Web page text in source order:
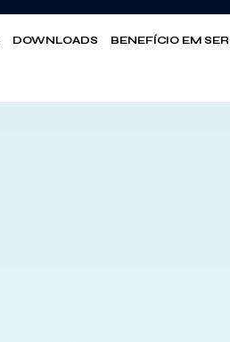
DOWNLOADS BENEFÍCIO EM